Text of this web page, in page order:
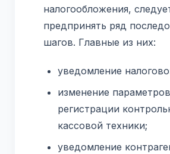
налогообложения,
предпринять ряд
шагов. Главные из них:
уведомление
изменение параметров
регистрации
кассовой техники;
уведомление